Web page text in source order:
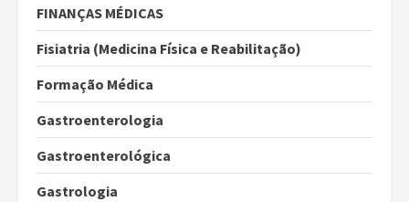
FINANÇAS MÉDICAS
Fisiatria (Medicina Física e Reabilitação)
Formação Médica
Gastroenterologia
Gastroenterológica
Gastrologia